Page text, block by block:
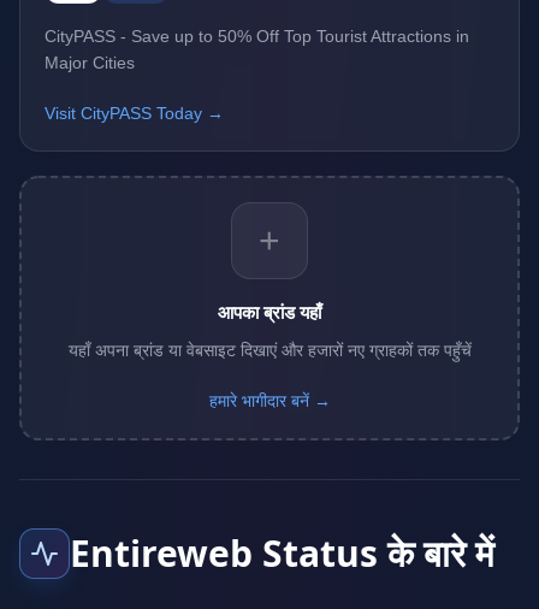
CityPASS - Save up to 50% Off Top Tourist Attractions in
Major Cities
Visit CityPASS Today →
+
आपका ब्रांड यहाँ
यहाँ अपना ब्रांड या वेबसाइट दिखाएं और हजारों नए ग्राहकों तक पहुँचें
हमारे भागीदार बनें →
Entireweb Status के बारे में